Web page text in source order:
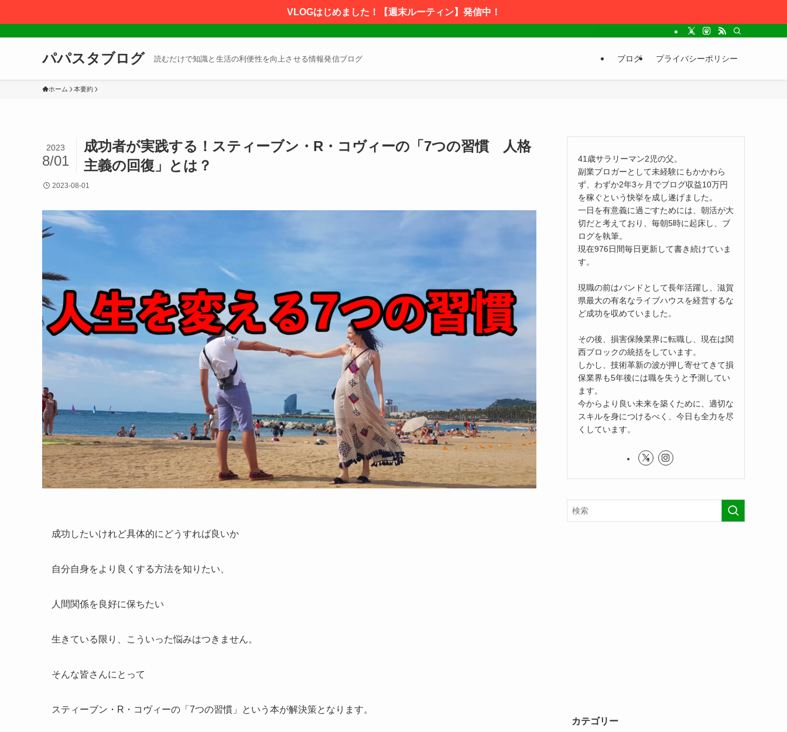
VLOGはじめました！【週末ルーティン】発信中！
パパスタブログ 読むだけで知識と生活の利便性を向上させる情報発信ブログ ブログ プライバシーポリシー
ホーム 本要約
成功者が実践する！スティーブン・R・コヴィーの「7つの習慣 人格
主義の回復」とは？
2023
8/01
2023-08-01
成功したいけれど具体的にどうすれば良いか
自分自身をより良くする方法を知りたい、
人間関係を良好に保ちたい
生きている限り、こういった悩みはつきません。
そんな皆さんにとって
スティーブン・R・コヴィーの「7つの習慣」という本が解決策となります。
41歳サラリーマン2児の父。
副業ブロガーとして未経験にもかかわら
ず、わずか2年3ヶ月でブログ収益10万円
を稼ぐという快挙を成し遂げました。
一日を有意義に過ごすためには、朝活が大
切だと考えており、毎朝5時に起床し、ブ
ログを執筆。
現在976日間毎日更新して書き続けていま
す。
現職の前はバンドとして長年活躍し、滋賀
県最大の有名なライブハウスを経営するな
ど成功を収めていました。
その後、損害保険業界に転職し、現在は関
西ブロックの統括をしています。
しかし、技術革新の波が押し寄せてきて損
保業界も5年後には職を失うと予測してい
ます。
今からより良い未来を築くために、適切な
スキルを身につけるべく、今日も全力を尽
くしています。
カテゴリー